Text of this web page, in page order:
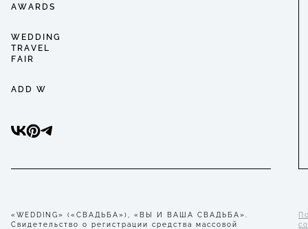
AWARDS
WEDDING
TRAVEL
FAIR
ADD W
«WEDDING» («СВАДЬБА»), «ВЫ И ВАША СВАДЬБА».
Свидетельство о регистрации средства массовой